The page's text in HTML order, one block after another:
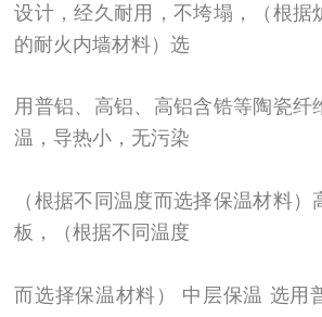
设计，经久耐用，不垮塌，（根据
的耐火内墙材料）选
用普铝、高铝、高铝含锆等陶瓷纤
温，导热小，无污染
（根据不同温度而选择保温材料
板，（根据不同温度
而选择保温材料） 中层保温 选用